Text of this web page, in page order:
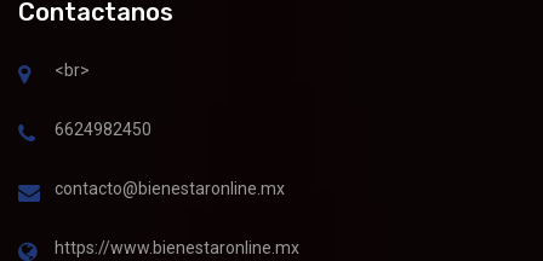
Contactanos
<br>
6624982450
contacto@bienestaronline.mx
https://www.bienestaronline.mx